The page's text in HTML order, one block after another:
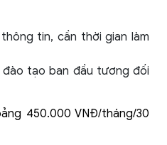
tin, cần thời gian làm
đào tạo ban đầu tương đối
450.000 VNĐ/tháng/30